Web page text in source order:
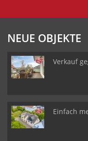
NEUE OBJEKTE
Verkauf
Einfach